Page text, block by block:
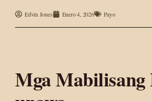
Edvin Jones Enero 4, 2026 Payo
Mga Mabilisang